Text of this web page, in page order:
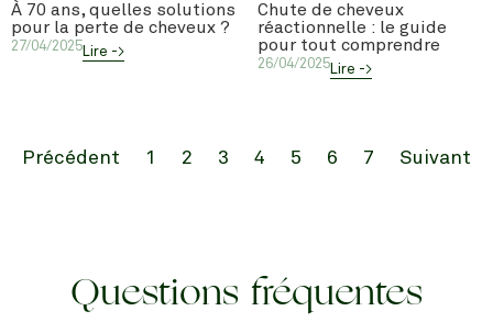
À 70 ans, quelles solutions
pour la perte de cheveux ?
27/04/2025Lire ->
Chute de cheveux
réactionnelle : le guide
pour tout comprendre
26/04/2025Lire ->
Précédent 1 2 3 4 5 6 7 Suivant
Questions fréquentes